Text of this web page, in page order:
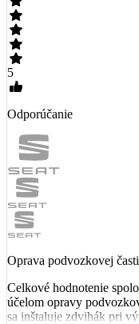
5
Odporúčanie
Oprava podvozkovej
Celkové hodnotenie
účelom opravy
sa inštaluje zdvihák pri